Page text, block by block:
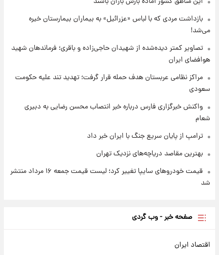
شارژ جدید کالابرگ برای سه دهک؛ جزئیات اعلام
بازداشت مردی که با لباس «عزرائیل» به بیماران بیمارستان خیره
می‌شد!
تصاویر کمتر دیده‌شده از شهیدان حاجی‌زاده و باقری؛ فرماندهان شهید
هوافضای ایران
مراکز نظامی عربستان هدف حمله قرار گرفت؛ تهدید تند علیه حکومت
سعودی
واکنش خبرگزاری فارس درباره خبر انتصاب محسن رضایی به دبیری
شعام
ترامپ از پایان سریع جنگ با ایران خبر داد
بهترین مقاصد دریاچه‌های نزدیک تهران
قیمت خودروهای سایپا تغییر کرد؛ لیست قیمت جمعه ۱۶ مرداد منتشر
شد
صفحه خبر - وب گردی
اقتصاد ایران